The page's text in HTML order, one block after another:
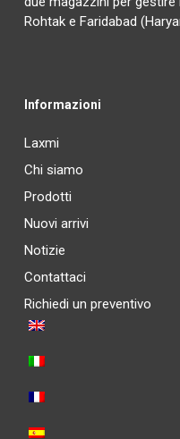
Rohtak e Faridabad
Informazioni
Laxmi
Chi siamo
Prodotti
Nuovi arrivi
Notizie
Contattaci
Richiedi un preventivo